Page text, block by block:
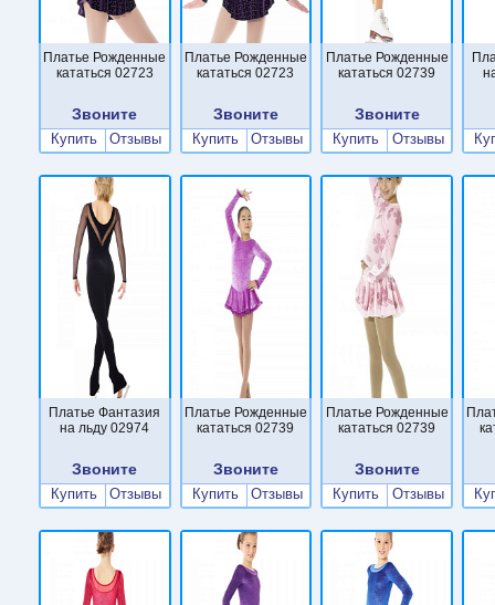
Платье Рожденные
кататься 02723
Звоните
Купить Отзывы
Платье Рожденные
кататься 02723
Звоните
Купить Отзывы
Платье Рожденные
кататься 02739
Звоните
Купить Отзывы
Платье Фантазия
на льду 02974
Звоните
Купить Отзывы
Платье Рожденные
кататься 02739
Звоните
Купить Отзывы
Платье Рожденные
кататься 02739
Звоните
Купить Отзывы